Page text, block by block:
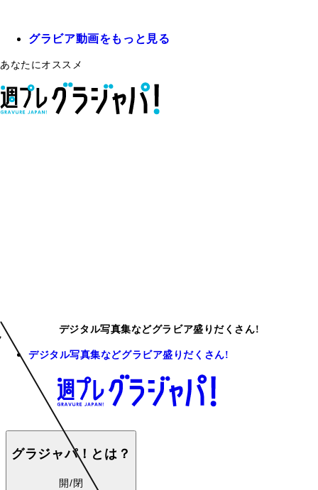
グラビア動画をもっと見る
あなたにオススメ
デジタル写真集などグラビア盛りだくさん!
デジタル写真集などグラビア盛りだくさん!
グラジャパ！とは？
開/閉